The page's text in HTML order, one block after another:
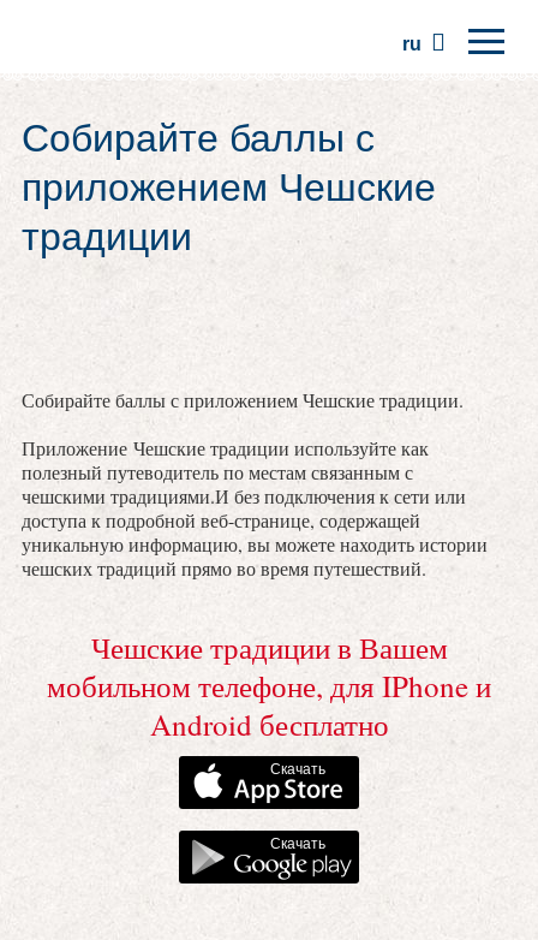
ru
Регионы
Традиции
Экскурсии
Собирайте баллы с
приложением Чешские
традиции
Собирайте баллы с приложением Чешские традиции.
Приложение Чешские традиции используйте как
полезный путеводитель по местам связанным с
чешскими традициями.И без подключения к сети или
доступа к подробной веб-странице, содержащей
уникальную информацию, вы можете находить истории
чешских традиций прямо во время путешествий.
Чешские традиции в Вашем
мобильном телефоне, для IPhone и
Android бесплатно
Скачать
Скачать